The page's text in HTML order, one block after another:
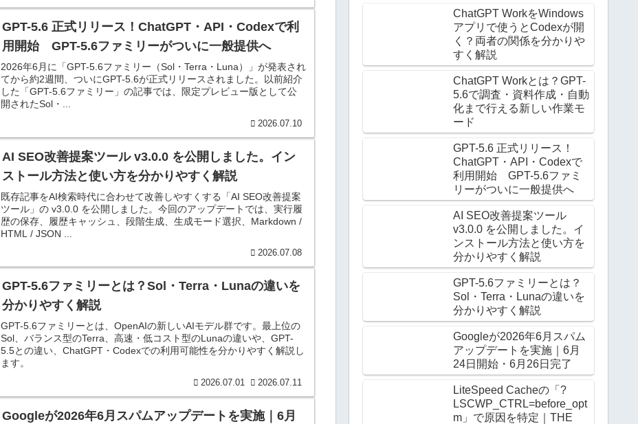
GPT-5.6 正式リリース！ChatGPT・API・Codexで利
用開始 GPT-5.6ファミリーがついに一般提供へ
2026年6月に「GPT-5.6ファミリー（Sol・Terra・Luna）」が発表され
てから約2週間、ついにGPT-5.6が正式リリースされました。以前紹介
した「GPT-5.6ファミリー」の記事では、限定プレビュー版として公
開されたSol・...
2026.07.10
AI SEO改善提案ツール v3.0.0 を公開しました。イン
ストール方法と使い方を分かりやすく解説
既存記事をAI検索時代に合わせて改善しやすくする「AI SEO改善提案
ツール」の v3.0.0 を公開しました。今回のアップデートでは、実行履
歴の保存、履歴キャッシュ、段階生成、生成モード選択、Markdown /
HTML / JSON ...
2026.07.08
GPT-5.6ファミリーとは？Sol・Terra・Lunaの違いを
分かりやすく解説
GPT-5.6ファミリーとは、OpenAIの新しいAIモデル群です。最上位の
Sol、バランス型のTerra、高速・低コスト型のLunaの違いや、GPT-
5.5との違い、ChatGPT・Codexでの利用可能性を分かりやすく解説し
ます。
2026.07.01 2026.07.11
Googleが2026年6月スパムアップデートを実施｜6月
ChatGPT WorkをWindows
アプリで使うとCodexが開
く？両者の関係を分かりや
すく解説
ChatGPT Workとは？GPT-
5.6で調査・資料作成・自動
化まで行える新しい作業モ
ード
GPT-5.6 正式リリース！
ChatGPT・API・Codexで
利用開始 GPT-5.6ファミ
リーがついに一般提供へ
AI SEO改善提案ツール
v3.0.0 を公開しました。イ
ンストール方法と使い方を
分かりやすく解説
GPT-5.6ファミリーとは？
Sol・Terra・Lunaの違いを
分かりやすく解説
Googleが2026年6月スパム
アップデートを実施｜6月
24日開始・6月26日完了
LiteSpeed Cacheの「?
LSCWP_CTRL=before_opt
m」で原因を特定｜THE